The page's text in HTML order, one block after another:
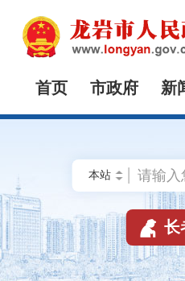
首页 市政府 新
 长